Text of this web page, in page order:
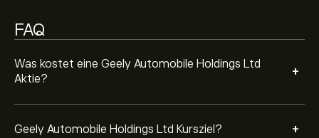
FAQ
Was kostet eine Geely Automobile Holdings Ltd
Aktie?
+
Geely Automobile Holdings Ltd Kursziel? +